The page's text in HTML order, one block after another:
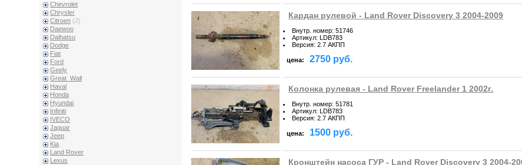
Chevrolet
Chrysler
Citroen (2)
Daewoo
Daihatsu
Dodge
Fiat
Ford
Geely
Great_Wall
Haval
Honda
Hyundai
Infiniti
IVECO
Jaguar
Jeep
Kia
Land Rover
Lexus
Кардан рулевой - Land Rover Discovery 3 2004-2009
Внутр. номер: 51746
Артикул: LDB783
Версия: 2.7 АКПП
цена: 2750 руб.
Колонка рулевая - Land Rover Freelander 1 2002г.
Внутр. номер: 51781
Артикул: LDB783
Версия: 2.7 АКПП
цена: 1500 руб.
Кронштейн насоса ГУР - Land Rover Discovery 3 2004-